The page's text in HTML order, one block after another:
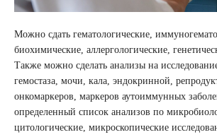
Можно сдать гематологические,
биохимические, аллергологические,
Также можно сделать анализы на
гемостаза, мочи, кала, эндокринной,
онкомаркеров, маркеров аутоиммунных
определенный список анализов по
цитологические, микроскопические